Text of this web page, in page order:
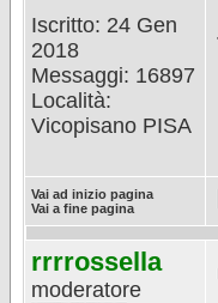
Iscritto: 24 Gen
2018
Messaggi: 16897
Località:
Vicopisano PISA
Vai ad inizio pagina
Vai a fine pagina
rrrrossella
moderatore